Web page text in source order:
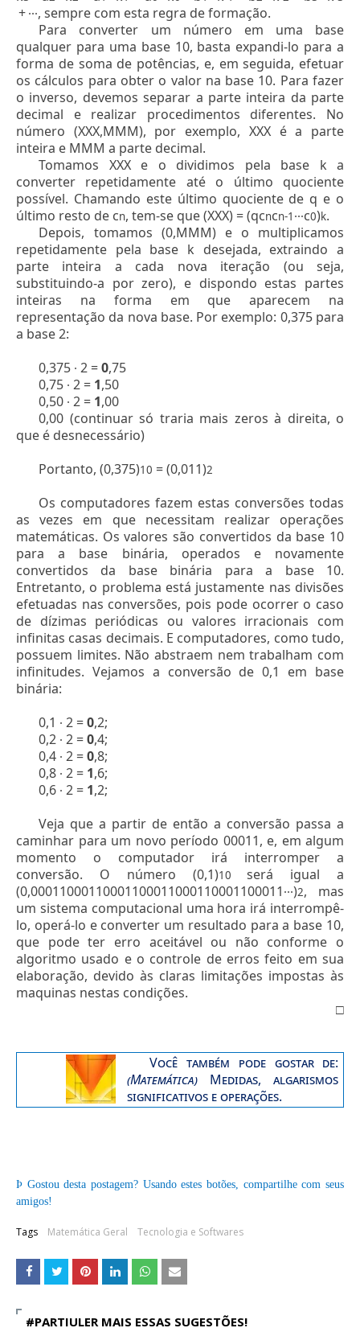
+∙∙∙, sempre com esta regra de formação.
Para converter um número em uma base
qualquer para uma base 10, basta expandi-lo para a
forma de soma de potências, e, em seguida, efetuar
os cálculos para obter o valor na base 10. Para fazer
o inverso, devemos separar a parte inteira da parte
decimal e realizar procedimentos diferentes. No
número (XXX,MMM), por exemplo, XXX é a parte
inteira e MMM a parte decimal.
Tomamos XXX e o dividimos pela base k a
converter repetidamente até o último quociente
possível. Chamando este último quociente de q e o
último resto de cn, tem-se que (XXX) = (qcncn-1 ∙∙∙c0)k.
Depois, tomamos (0,MMM) e o multiplicamos
repetidamente pela base k desejada, extraindo a
parte inteira a cada nova iteração (ou seja,
substituindo-a por zero), e dispondo estas partes
inteiras na forma em que aparecem na
representação da nova base. Por exemplo: 0,375 para
a base 2:
0,375 ∙ 2 =0,75
0,75 ∙ 2 = 1,50
0,50 ∙ 2 = 1,00
0,00 (continuar só traria mais zeros à direita, o
que é desnecessário)
Portanto, (0,375)10 = (0,011)2
Os computadores fazem estas conversões todas
as vezes em que necessitam realizar operações
matemáticas. Os valores são convertidos da base 10
para a base binária, operados e novamente
convertidos da base binária para a base 10.
Entretanto, o problema está justamente nas divisões
efetuadas nas conversões, pois pode ocorrer o caso
de dízimas periódicas ou valores irracionais com
infinitas casas decimais. E computadores, como tudo,
possuem limites. Não abstraem nem trabalham com
infinitudes. Vejamos a conversão de 0,1 em base
binária:
0,1 ∙ 2 =0,2;
0,2 ∙ 2 =0,4;
0,4 ∙ 2 =0,8;
0,8 ∙ 2 = 1,6;
0,6 ∙ 2 = 1,2;
Veja que a partir de então a conversão passa a
caminhar para um novo período 00011, e, em algum
momento o computador irá interromper a
conversão. O número (0,1)10será igual a
(0,00011000110001100011000110001100011∙∙∙)2, mas
um sistema computacional uma hora irá interrompê-
lo, operá-lo e converter um resultado para a base 10,
que pode ter erro aceitável ou não conforme o
algoritmo usado e o controle de erros feito em sua
elaboração, devido às claras limitações impostas às
maquinas nestas condições.
□
Você também pode gostar de:
(Matemática)
Medidas, algarismos
significativos e operações.
Þ Gostou desta postagem? Usando estes botões, compartilhe com seus
amigos!
Tags Matemática Geral Tecnologia e Softwares
#PARTIULER MAIS ESSAS SUGESTÕES!